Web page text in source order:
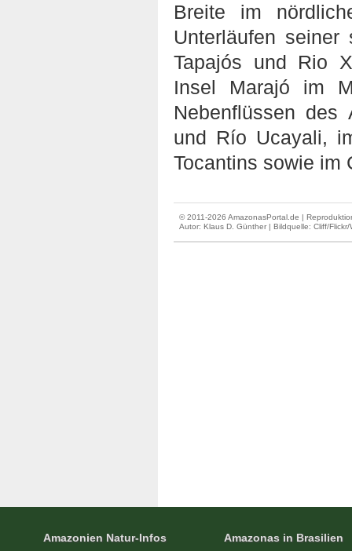
Breite im
Unterläufen
Tapajós und Rio
Insel Marajó im
Nebenflüssen des
und Río Ucayali,
Tocantins sowie im
© 2011-2026 AmazonasPortal.de |
Autor: Klaus D. Günther | Bildquelle: Cliff/Flickr/
Amazonien Natur-Infos Amazonas in Brasilien